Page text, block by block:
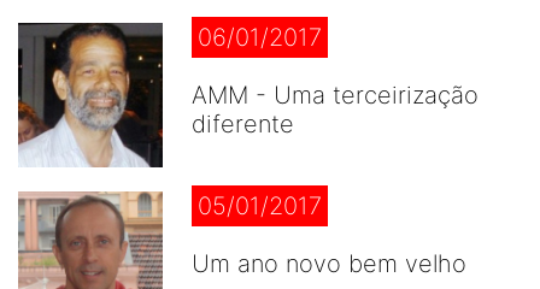
06/01/2017
AMM - Uma terceirização
diferente
05/01/2017
Um ano novo bem velho